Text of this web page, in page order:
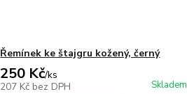
Řemínek ke štajgru kožený, černý
250 Kč/ks
207 Kč bez DPH Skladem